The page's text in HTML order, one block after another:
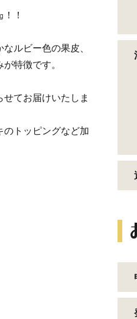
！
ルビー色の果皮、
特徴です。
てお届けいたしま
のトッピングなど加